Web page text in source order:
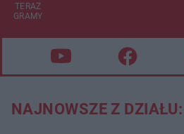
TERAZ
GRAMY
NAJNOWSZE Z DZIAŁU: